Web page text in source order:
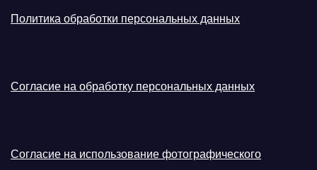
Политика обработки персональных данных
Согласие на обработку персональных данных
Согласие на использование фотографического